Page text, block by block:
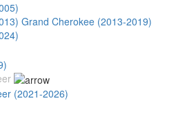
Grand Cherokee (2013-2019)
(2021-2026)